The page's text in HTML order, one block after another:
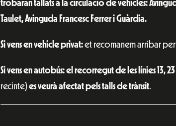
trobaran tallats a la circulació de vehicles:
Taulet, Avinguda Francesc Ferrer i Guàrdia.
Si vens en vehicle privat:et recomanem arribar per
Si vens en autobús: el recorregut de les línies 13,
recinte)es veurà afectat pels talls de trànsit.